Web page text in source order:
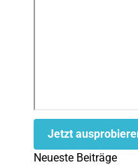
Jetzt
Neueste Beiträge